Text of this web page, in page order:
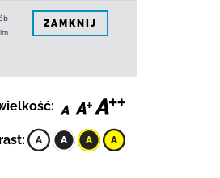
ZAMKNIJ